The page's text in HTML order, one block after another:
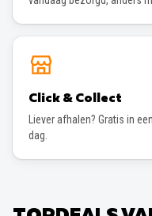
Click & Collect
Liever afhalen? Gratis in
dag.